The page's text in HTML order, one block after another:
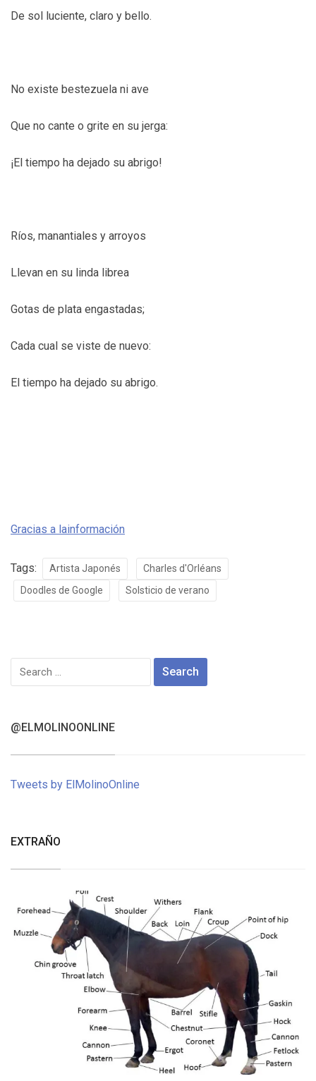
De sol luciente, claro y bello.
No existe bestezuela ni ave
Que no cante o grite en su jerga:
¡El tiempo ha dejado su abrigo!
Ríos, manantiales y arroyos
Llevan en su linda librea
Gotas de plata engastadas;
Cada cual se viste de nuevo:
El tiempo ha dejado su abrigo.
Gracias a lainformación
Tags: Artista Japonés
Charles d'Orléans
Doodles de Google
Solsticio de verano
Search
for:
@ELMOLINOONLINE
Tweets by ElMolinoOnline
EXTRAÑO